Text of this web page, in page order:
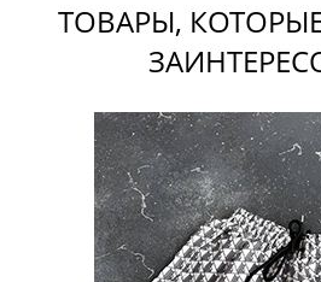
ТОВАРЫ,